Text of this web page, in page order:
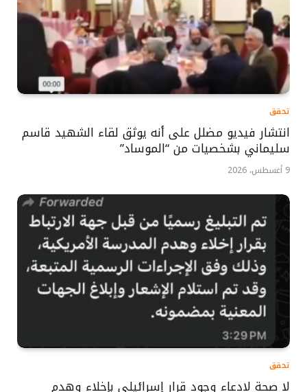
تحقق
انتشار فيديو مضلل على أنه يوثق لقاء الشهيد قاسم
سليماني بشخصيات من “الموساد”
9 أغسطس، 2026
تحقق
لا صحة لادعاء وجود قرار إسرائيلي بإخلاء وهدم